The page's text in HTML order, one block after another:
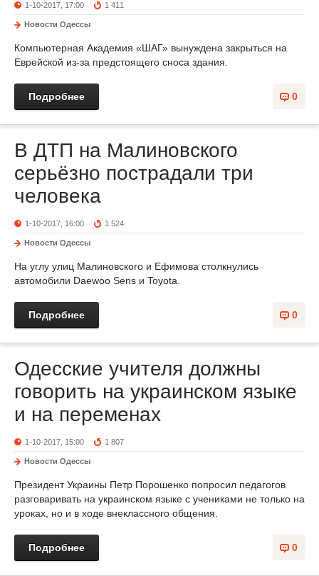
1-10-2017, 17:00 1 411
Новости Одессы
Компьютерная Академия «ШАГ» вынуждена закрыться на
Еврейской из-за предстоящего сноса здания.
0
Подробнее
В ДТП на Малиновского
серьёзно пострадали три
человека
1-10-2017, 16:00 1 524
Новости Одессы
На углу улиц Малиновского и Ефимова столкнулись
автомобили Daewoo Sens и Toyota.
0
Подробнее
Одесские учителя должны
говорить на украинском языке
и на переменах
1-10-2017, 15:00 1 807
Новости Одессы
Президент Украины Петр Порошенко попросил педагогов
разговаривать на украинском языке с учениками не только на
уроках, но и в ходе внеклассного общения.
0
Подробнее